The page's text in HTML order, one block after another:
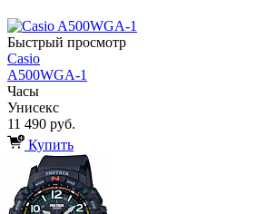
Быстрый просмотр
Casio
A500WGA-1
Часы
Унисекс
11 490 руб.
Купить